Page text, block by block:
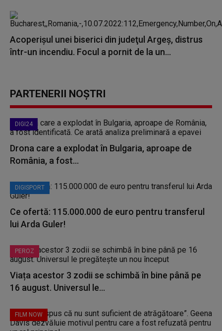
Acoperişul unei biserici din judeţul Argeş, distrus
într-un incendiu. Focul a pornit de la un...
PARTENERII NOȘTRI
DIGI24
Drona care a explodat în Bulgaria, aproape de
România, a fost...
DIGISPORT
Ce ofertă: 115.000.000 de euro pentru transferul
lui Arda Guler!
PEROZ
Viața acestor 3 zodii se schimbă în bine până pe
16 august. Universul le...
FILM NOW